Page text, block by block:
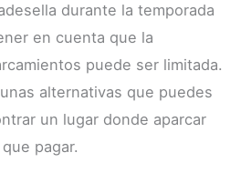
durante la temporada
en cuenta que la
puede ser limitada.
alternativas que puedes
un lugar donde aparcar
pagar.